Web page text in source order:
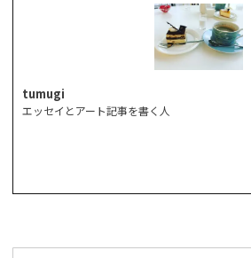
tumugi
エッセイとアート記事を書く人